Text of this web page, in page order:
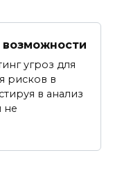
угроз для
рисков в
в анализ
не